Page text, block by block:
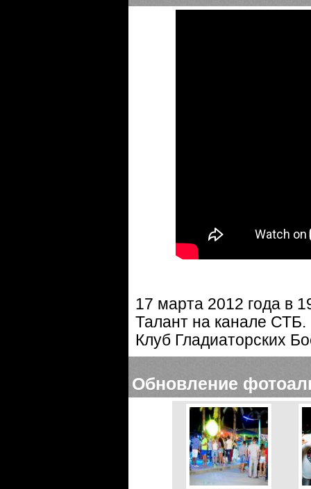
17 марта 2012 года в
Талант на канале СТБ.
Клуб Гладиаторских
Обновление